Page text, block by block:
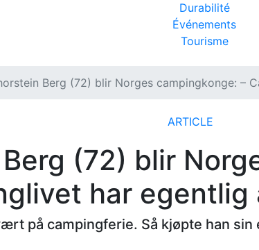
Durabilité
Événements
Tourisme
Berg (72) blir Norges campingkonge: –
ARTICLE
(72) blir
har
på campingferie. Så kjøpte han